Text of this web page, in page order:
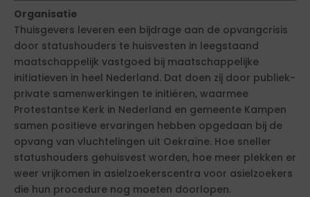
Organisatie
Thuisgevers leveren een bijdrage aan de opvangcrisis
door statushouders te huisvesten in leegstaand
maatschappelijk vastgoed bij maatschappelijke
initiatieven in heel Nederland. Dat doen zij door publiek-
private samenwerkingen te initiëren, waarmee
Protestantse Kerk in Nederland en gemeente Kampen
samen positieve ervaringen hebben opgedaan bij de
opvang van vluchtelingen uit Oekraïne. Hoe sneller
statushouders gehuisvest worden, hoe meer plekken er
weer vrijkomen in asielzoekerscentra voor asielzoekers
die hun procedure nog moeten doorlopen.